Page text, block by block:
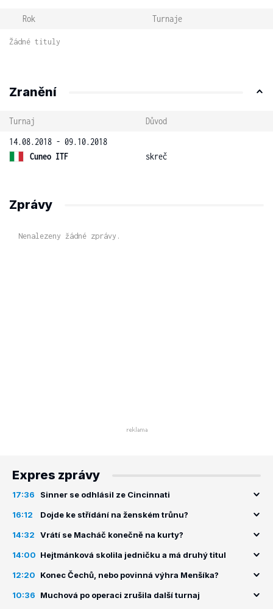
Rok Turnaje
Žádné tituly
Zranění
Turnaj
Důvod
14.08.2018 - 09.10.2018
Cuneo ITF
skreč
Zprávy
Nenalezeny žádné zprávy.
Expres zprávy
17:36 Sinner se odhlásil ze Cincinnati
16:12 Dojde ke střídání na ženském trůnu?
14:32 Vrátí se Macháč konečně na kurty?
14:00 Hejtmánková skolila jedničku a má druhý titul
12:20 Konec Čechů, nebo povinná výhra Menšíka?
10:36 Muchová po operaci zrušila další turnaj